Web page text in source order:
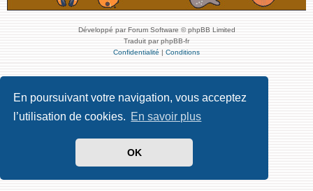
En poursuivant votre navigation, vous acceptez
l’utilisation de cookies. En savoir plus
OK
Développé par Forum Software © phpBB Limited
Traduit par phpBB-fr
Confidentialité | Conditions